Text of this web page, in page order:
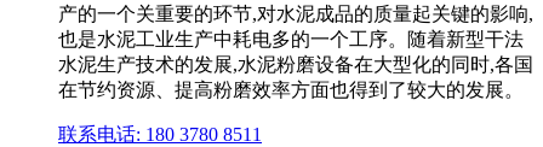
产的一个关重要的环节,对水泥成品的质量起关键的影响,
也是水泥工业生产中耗电多的一个工序。随着新型干法
水泥生产技术的发展,水泥粉磨设备在大型化的同时,各国
在节约资源、提高粉磨效率方面也得到了较大的发展。
联系电话: 180 3780 8511